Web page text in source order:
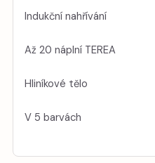
Indukční nahřívání
Až 20 náplní TEREA
Hliníkové tělo
V 5 barvách